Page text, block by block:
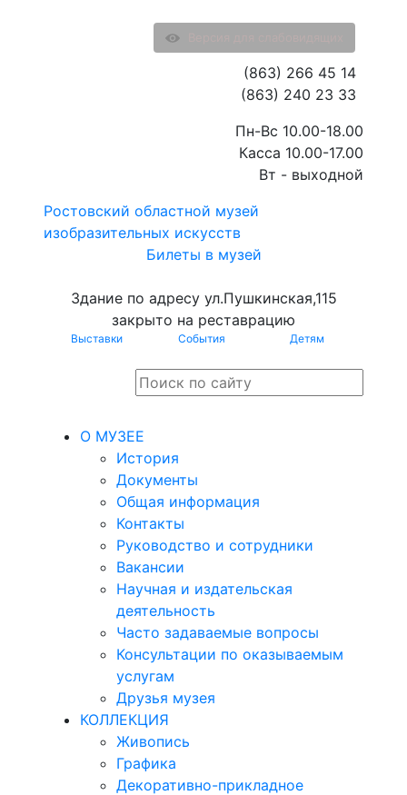
Ростовский областной музей
изобразительных искусств
Билеты в музей
Здание по адресу ул.Пушкинская,115
закрыто на реставрацию
Выставки События Детям
(863) 266 45 14
(863) 240 23 33
Пн-Вс 10.00-18.00
Касса 10.00-17.00
Вт - выходной
О МУЗЕЕ
История
Документы
Общая информация
Контакты
Руководство и сотрудники
Вакансии
Научная и издательская
деятельность
Часто задаваемые вопросы
Консультации по оказываемым
услугам
Друзья музея
КОЛЛЕКЦИЯ
Живопись
Графика
Декоративно-прикладное